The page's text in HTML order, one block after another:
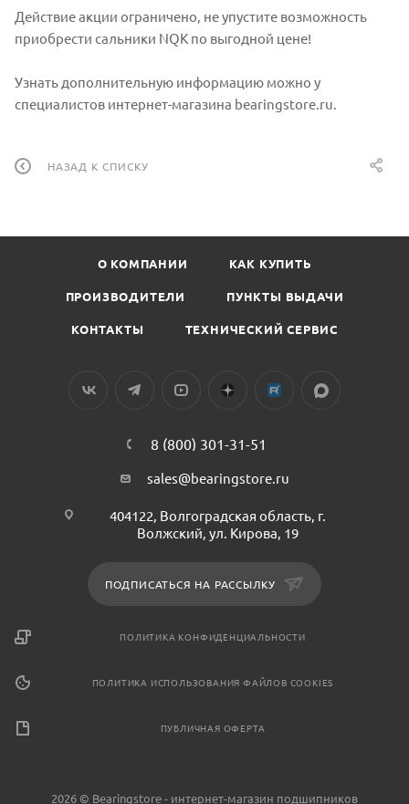
Действие акции ограничено, не упустите возможность
приобрести сальники NQK по выгодной цене!
Узнать дополнительную информацию можно у
специалистов интернет-магазина bearingstore.ru.
НАЗАД К СПИСКУ
О КОМПАНИИ КАК КУПИТЬ
ПРОИЗВОДИТЕЛИ ПУНКТЫ ВЫДАЧИ
КОНТАКТЫ ТЕХНИЧЕСКИЙ СЕРВИС
8 (800) 301-31-51
sales@bearingstore.ru
404122, Волгоградская область, г.
Волжский, ул. Кирова, 19
ПОДПИСАТЬСЯ НА РАССЫЛКУ
ПОЛИТИКА КОНФИДЕНЦИАЛЬНОСТИ
ПОЛИТИКА ИСПОЛЬЗОВАНИЯ ФАЙЛОВ COOKIES
ПУБЛИЧНАЯ ОФЕРТА
2026 © Bearingstore - интернет-магазин подшипников